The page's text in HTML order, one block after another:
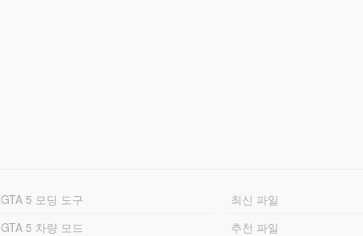
GTA 5 모딩 도구
GTA 5 차량 모드
최신 파일
추천 파일